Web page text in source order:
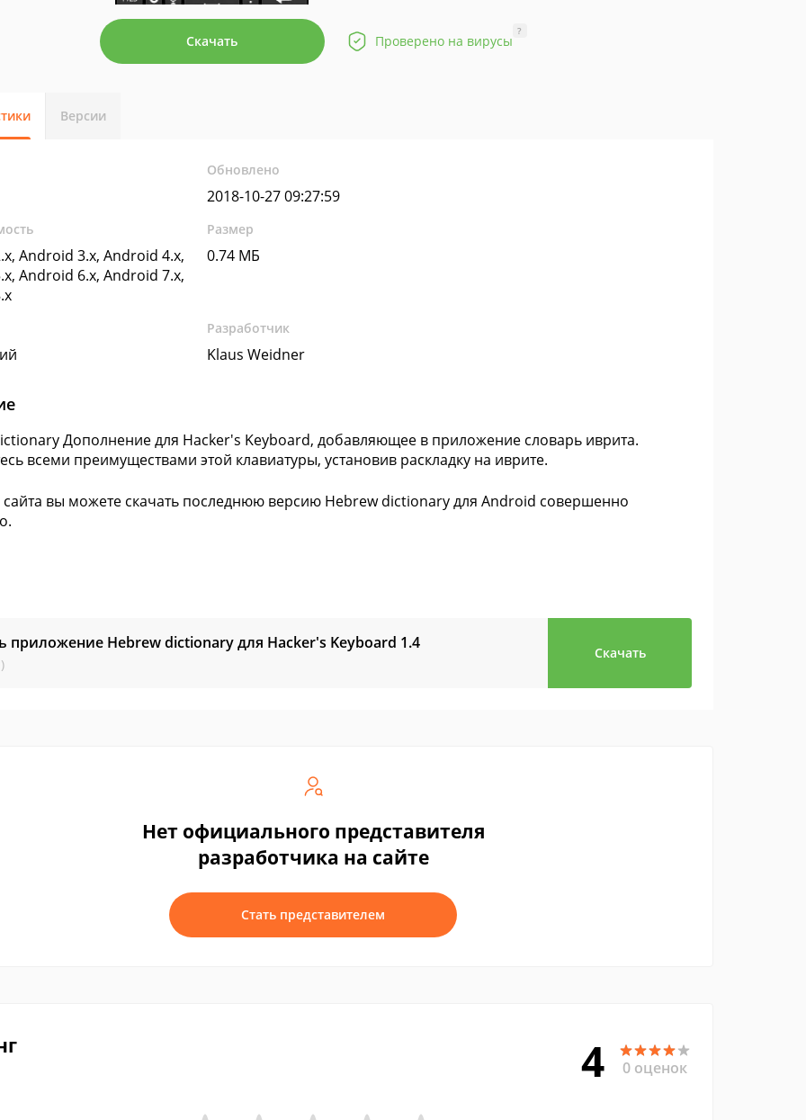
Скачать Проверено на вирусы
?
Версии
Обновлено
2018-10-27 09:27:59
Android 3.x, Android 4.x,
Android 6.x, Android 7.x,
Размер
0.74 МБ
Разработчик
Klaus Weidner
Дополнение для Hacker's Keyboard, добавляющее в приложение словарь иврита.
всеми преимуществами этой клавиатуры, установив раскладку на иврите.
вы можете скачать последнюю версию Hebrew dictionary для Android совершенно
приложение Hebrew dictionary для Hacker's Keyboard 1.4
Скачать
Нет официального представителя
разработчика на сайте
Стать представителем
4 0 оценок